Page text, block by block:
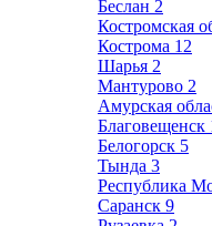
Беслан 2
Костромская
Кострома 12
Шарья 2
Мантурово 2
Амурская
Благовещенск
Белогорск 5
Тында 3
Республика
Саранск 9